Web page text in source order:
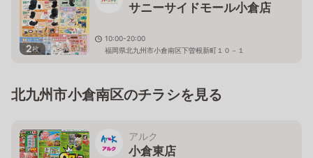
2枚
サニーサイドモール小倉店
10:00-20:00
福岡県北九州市小倉南区下曽根新町１０－１
北九州市小倉南区のチラシを見る
アルク
小倉東店